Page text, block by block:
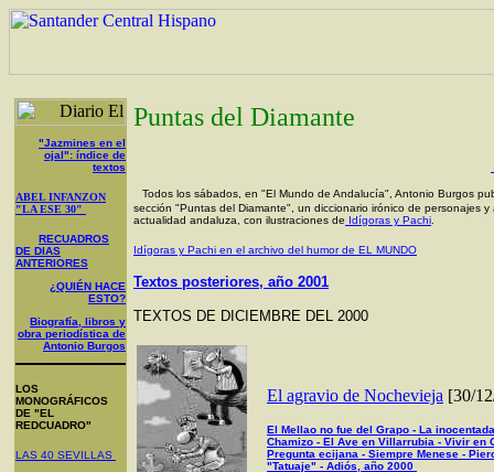
"Jazmines en el
ojal": índice de
textos
ABEL INFANZON
"LA ESE 30"
RECUADROS
DE DIAS
ANTERIORES
¿QUIÉN HACE
ESTO?
Biografía, libros y
obra periodística de
Antonio Burgos
LOS
MONOGRÁFICOS
DE "EL
REDCUADRO"
LAS 40 SEVILLAS
Puntas del Diamante
Todos los sábados, en "El Mundo de Andalucía", Antonio Burgos
sección "Puntas del Diamante", un diccionario irónico de personajes y
actualidad andaluza, con ilustraciones de Idígoras y Pachi
Idígoras y Pachi en el archivo del humor de EL MUNDO
Textos posteriores, año 2001
TEXTOS DE DICIEMBRE DEL 2000
El agravio de Nochevieja [30/
El Mellao no fue del Grapo - La
Chamizo - El Ave en Villarrubia - Vivir en
Pregunta ecijana - Siempre Menese -
"Tatuaje" - Adiós, año 2000